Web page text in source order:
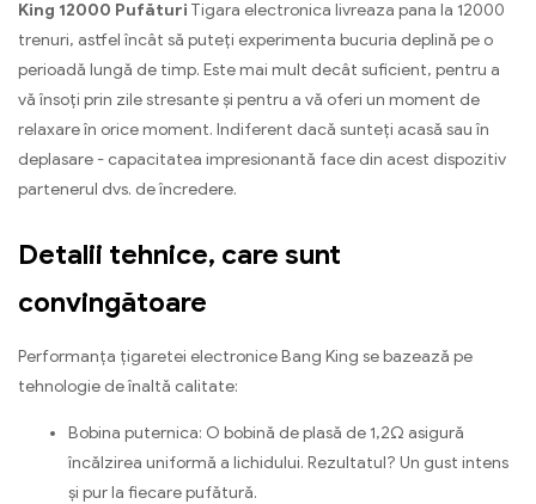
King 12000 Pufături Tigara electronica livreaza pana la 12000
trenuri, astfel încât să puteți experimenta bucuria deplină pe o
perioadă lungă de timp. Este mai mult decât suficient, pentru a
vă însoți prin zile stresante și pentru a vă oferi un moment de
relaxare în orice moment. Indiferent dacă sunteți acasă sau în
deplasare - capacitatea impresionantă face din acest dispozitiv
partenerul dvs. de încredere.
Detalii tehnice, care sunt
convingătoare
Performanța țigaretei electronice Bang King se bazează pe
tehnologie de înaltă calitate:
Bobina puternica: O bobină de plasă de 1,2Ω asigură
încălzirea uniformă a lichidului. Rezultatul? Un gust intens
și pur la fiecare pufătură.